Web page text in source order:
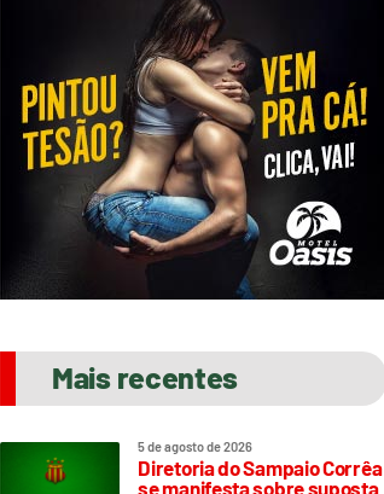
Mais recentes
5 de agosto de 2026
Diretoria do Sampaio Corrêa
se manifesta sobre suposta